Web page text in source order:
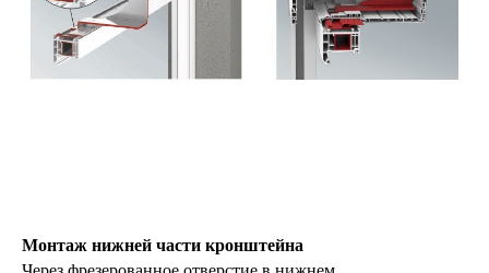
Монтаж нижней части кронштейна